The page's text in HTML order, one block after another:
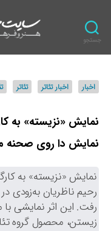
جستجو
اخبار اخبار تئاتر تئاتر
نمایش «نزیسته» به
نمایش دا روی صحنه
نمایش «نزیسته» به
رحیم ناظریان به‌زودی
رفت. این اثر نمایشی
زیستن، محصول گروه